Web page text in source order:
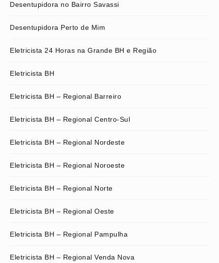
Desentupidora no Bairro Savassi
Desentupidora Perto de Mim
Eletricista 24 Horas na Grande BH e Região
Eletricista BH
Eletricista BH – Regional Barreiro
Eletricista BH – Regional Centro-Sul
Eletricista BH – Regional Nordeste
Eletricista BH – Regional Noroeste
Eletricista BH – Regional Norte
Eletricista BH – Regional Oeste
Eletricista BH – Regional Pampulha
Eletricista BH – Regional Venda Nova